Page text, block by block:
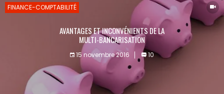
FINANCE-COMPTABILITÉ
AVANTAGES ET INCONVÉNIENTS DE LA
MULTI-BANCARISATION
15 novembre 2016 10